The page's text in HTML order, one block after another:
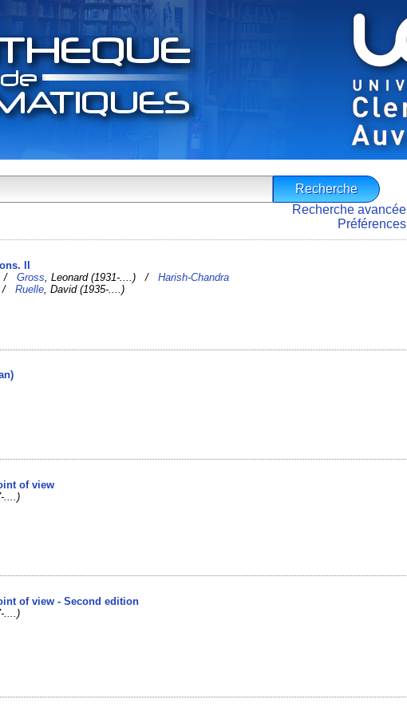
Recherche avancée
Préférences
II
/Gross , Leonard (1931-....) /Harish-Chandra
/Ruelle , David (1935-....)
of view
....)
of view - Second edition
....)